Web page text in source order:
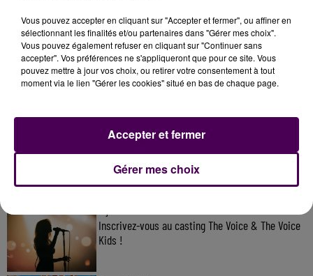
7 août 2026
Gagnez vos pass pour le V and B Fest' 2026 !
11 juillet 2026
Inscrivez-vous au casting The Voice & The Voice
Kids !
Vous pouvez accepter en cliquant sur "Accepter et fermer", ou affiner en
sélectionnant les finalités et/ou partenaires dans "Gérer mes choix".
Vous pouvez également refuser en cliquant sur "Continuer sans
accepter". Vos préférences ne s'appliqueront que pour ce site. Vous
pouvez mettre à jour vos choix, ou retirer votre consentement à tout
moment via le lien "Gérer les cookies" situé en bas de chaque page.
Gérer mes choix
Accepter et fermer